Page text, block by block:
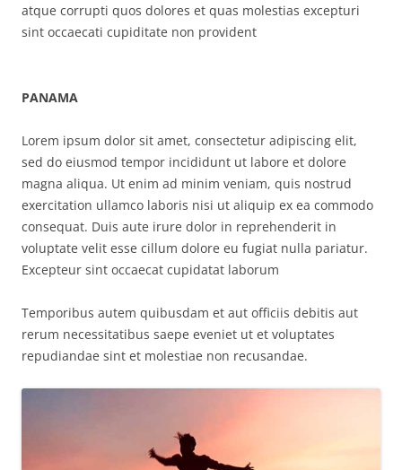
atque corrupti quos dolores et quas molestias excepturi
sint occaecati cupiditate non provident
PANAMA
Lorem ipsum dolor sit amet, consectetur adipiscing elit,
sed do eiusmod tempor incididunt ut labore et dolore
magna aliqua. Ut enim ad minim veniam, quis nostrud
exercitation ullamco laboris nisi ut aliquip ex ea commodo
consequat. Duis aute irure dolor in reprehenderit in
voluptate velit esse cillum dolore eu fugiat nulla pariatur.
Excepteur sint occaecat cupidatat laborum
Temporibus autem quibusdam et aut officiis debitis aut
rerum necessitatibus saepe eveniet ut et voluptates
repudiandae sint et molestiae non recusandae.